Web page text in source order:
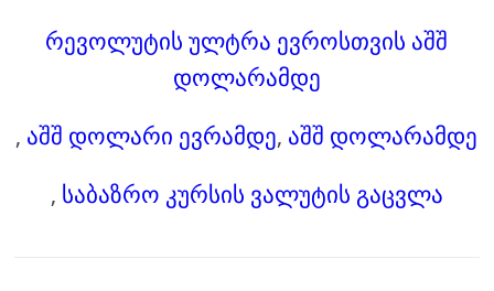
რევოლუტის ულტრა ევროსთვის აშშ
დოლარამდე
, აშშ დოლარი ევრამდე, აშშ დოლარამდე
, საბაზრო კურსის ვალუტის გაცვლა